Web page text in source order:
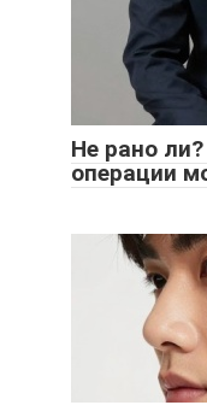
Не рано
операции